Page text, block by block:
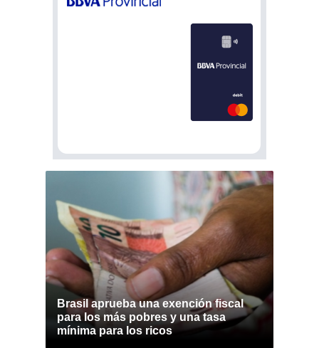
Brasil aprueba una exención fiscal
para los más pobres y una tasa
mínima para los ricos